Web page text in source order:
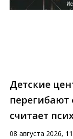
Детские
перегибают
считает
08 августа 2026,